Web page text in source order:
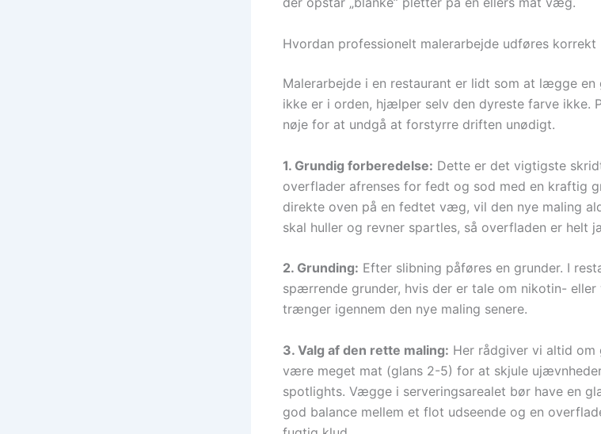
Hvordan professionelt malerarbejde udføres korrekt
Malerarbejde i en restaurant er lidt som at lægge en
ikke er i orden, hjælper selv den dyreste farve ikke.
nøje for at undgå at forstyrre driften unødigt.
1. Grundig forberedelse: Dette er det vigtigste
overflader afrenses for fedt og sod med en kraftig
direkte oven på en fedtet væg, vil den nye maling
skal huller og revner spartles, så overfladen er helt
2. Grunding: Efter slibning påføres en grunder. I
spærrende grunder, hvis der er tale om nikotin- eller
trænger igennem den nye maling senere.
3. Valg af den rette maling: Her rådgiver vi altid
være meget mat (glans 2-5) for at skjule
spotlights. Vægge i serveringsarealet bør have en
god balance mellem et flot udseende og en